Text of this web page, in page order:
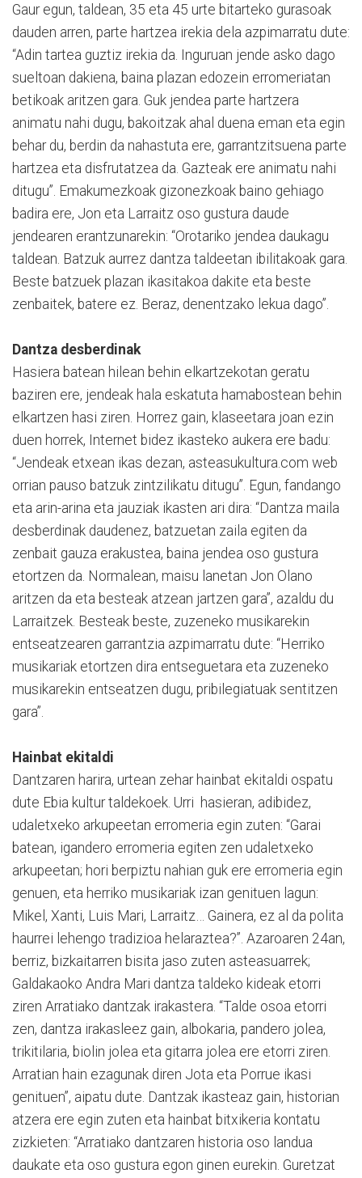
Gaur egun, taldean, 35 eta 45 urte bitarteko gurasoak
dauden arren, parte hartzea irekia dela azpimarratu dute:
“Adin tartea guztiz irekia da. Inguruan jende asko dago
sueltoan dakiena, baina plazan edozein erromeriatan
betikoak aritzen gara. Guk jendea parte hartzera
animatu nahi dugu, bakoitzak ahal duena eman eta egin
behar du, berdin da nahastuta ere, garrantzitsuena parte
hartzea eta disfrutatzea da. Gazteak ere animatu nahi
ditugu”. Emakumezkoak gizonezkoak baino gehiago
badira ere, Jon eta Larraitz oso gustura daude
jendearen erantzunarekin: “Orotariko jendea daukagu
taldean. Batzuk aurrez dantza taldeetan ibilitakoak gara.
Beste batzuek plazan ikasitakoa dakite eta beste
zenbaitek, batere ez. Beraz, denentzako lekua dago”.
Dantza desberdinak
Hasiera batean hilean behin elkartzekotan geratu
baziren ere, jendeak hala eskatuta hamabostean behin
elkartzen hasi ziren. Horrez gain, klaseetara joan ezin
duen horrek, Internet bidez ikasteko aukera ere badu:
“Jendeak etxean ikas dezan, asteasukultura.com web
orrian pauso batzuk zintzilikatu ditugu”. Egun, fandango
eta arin-arina eta jauziak ikasten ari dira: “Dantza maila
desberdinak daudenez, batzuetan zaila egiten da
zenbait gauza erakustea, baina jendea oso gustura
etortzen da. Normalean, maisu lanetan Jon Olano
aritzen da eta besteak atzean jartzen gara”, azaldu du
Larraitzek. Besteak beste, zuzeneko musikarekin
entseatzearen garrantzia azpimarratu dute: “Herriko
musikariak etortzen dira entseguetara eta zuzeneko
musikarekin entseatzen dugu, pribilegiatuak sentitzen
gara”.
Hainbat ekitaldi
Dantzaren harira, urtean zehar hainbat ekitaldi ospatu
dute Ebia kultur taldekoek. Urri hasieran, adibidez,
udaletxeko arkupeetan erromeria egin zuten: “Garai
batean, igandero erromeria egiten zen udaletxeko
arkupeetan; hori berpiztu nahian guk ere erromeria egin
genuen, eta herriko musikariak izan genituen lagun:
Mikel, Xanti, Luis Mari, Larraitz… Gainera, ez al da polita
haurrei lehengo tradizioa helaraztea?”. Azaroaren 24an,
berriz, bizkaitarren bisita jaso zuten asteasuarrek;
Galdakaoko Andra Mari dantza taldeko kideak etorri
ziren Arratiako dantzak irakastera. “Talde osoa etorri
zen, dantza irakasleez gain, albokaria, pandero jolea,
trikitilaria, biolin jolea eta gitarra jolea ere etorri ziren.
Arratian hain ezagunak diren Jota eta Porrue ikasi
genituen”, aipatu dute. Dantzak ikasteaz gain, historian
atzera ere egin zuten eta hainbat bitxikeria kontatu
zizkieten: “Arratiako dantzaren historia oso landua
daukate eta oso gustura egon ginen eurekin. Guretzat